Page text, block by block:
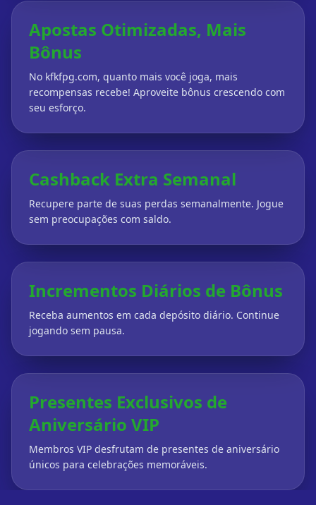
Apostas Otimizadas, Mais
Bônus
No kfkfpg.com, quanto mais você joga, mais
recompensas recebe! Aproveite bônus crescendo com
seu esforço.
Cashback Extra Semanal
Recupere parte de suas perdas semanalmente. Jogue
sem preocupações com saldo.
Incrementos Diários de Bônus
Receba aumentos em cada depósito diário. Continue
jogando sem pausa.
Presentes Exclusivos de
Aniversário VIP
Membros VIP desfrutam de presentes de aniversário
únicos para celebrações memoráveis.